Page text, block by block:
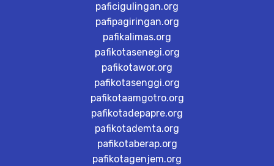
paficigulingan.org
pafipagiringan.org
pafikalimas.org
pafikotasenegi.org
pafikotawor.org
pafikotasenggi.org
pafikotaamgotro.org
pafikotadepapre.org
pafikotademta.org
pafikotaberap.org
pafikotagenjem.org